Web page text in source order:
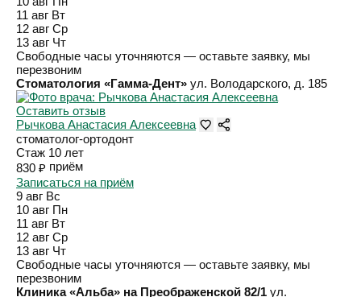
11 авг Вт
12 авг Ср
13 авг Чт
Свободные часы уточняются — оставьте заявку, мы
перезвоним
Стоматология «Гамма-Дент» ул. Володарского, д. 185
Оставить отзыв
Рычкова Анастасия Алексеевна
стоматолог-ортодонт
Стаж 10 лет
830 ₽ приём
Записаться на приём
9 авг Вс
10 авг Пн
11 авг Вт
12 авг Ср
13 авг Чт
Свободные часы уточняются — оставьте заявку, мы
перезвоним
Клиника «Альба» на Преображенской 82/1 ул.